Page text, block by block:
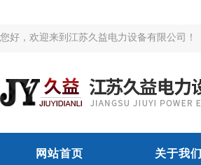
您好，欢迎来到江苏久益电力设备有限公司！
网站首页 关于我们